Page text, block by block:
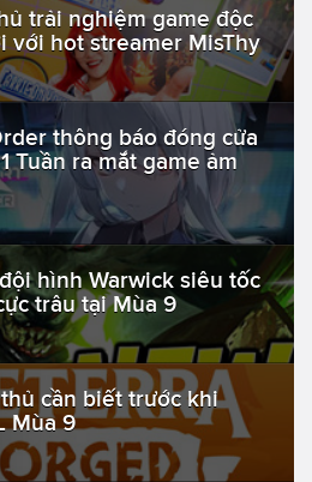
trải nghiệm game độc
với hot streamer MisThy
thông báo đóng cửa
Tuần ra mắt game ảm
hình Warwick siêu tốc
trâu tại Mùa 9
cần biết trước khi
Mùa 9